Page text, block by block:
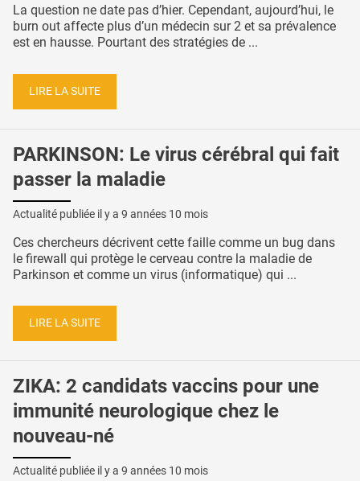
La question ne date pas d’hier. Cependant, aujourd’hui, le
burn out affecte plus d’un médecin sur 2 et sa prévalence
est en hausse. Pourtant des stratégies de ...
LIRE LA SUITE
PARKINSON: Le virus cérébral qui fait
passer la maladie
Actualité publiée il y a 9 années 10 mois
Ces chercheurs décrivent cette faille comme un bug dans
le firewall qui protège le cerveau contre la maladie de
Parkinson et comme un virus (informatique) qui ...
LIRE LA SUITE
ZIKA: 2 candidats vaccins pour une
immunité neurologique chez le
nouveau-né
Actualité publiée il y a 9 années 10 mois